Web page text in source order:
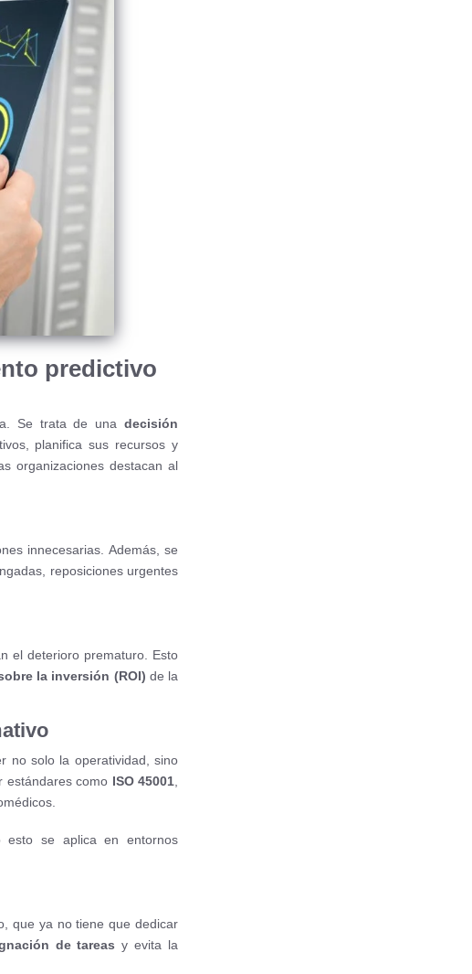
predictivo
Se trata de unadecisión
planifica sus recursos y
organizaciones destacan al
innecesarias. Además, se
reposiciones urgentes
el deterioro prematuro. Esto
la inversión (ROI) de la
no solo la operatividad, sino
estándares como ISO 45001
esto se aplica en entornos
que ya no tiene que dedicar
de tareas y evita la